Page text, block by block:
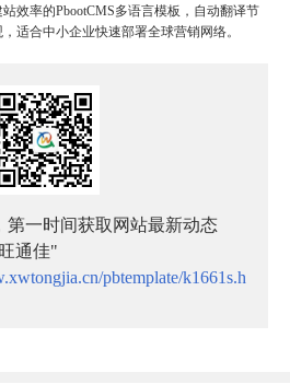
效率的PbootCMS多语言模板，自动翻译节
适合中小企业快速部署全球营销网络。
第一时间获取网站最新动态
通佳"
pbtemplate/k1661s.h